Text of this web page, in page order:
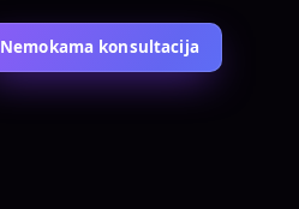
Nemokama konsultacija